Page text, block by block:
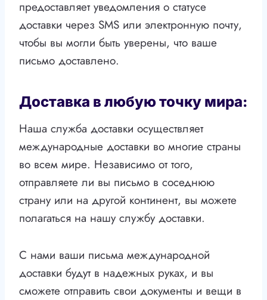
предоставляет уведомления о статусе
доставки через SMS или электронную почту,
чтобы вы могли быть уверены, что ваше
письмо доставлено.
Доставка в любую точку мира:
Наша служба доставки осуществляет
международные доставки во многие страны
во всем мире. Независимо от того,
отправляете ли вы письмо в соседнюю
страну или на другой континент, вы можете
полагаться на нашу службу доставки.
С нами ваши письма международной
доставки будут в надежных руках, и вы
сможете отправить свои документы и вещи в